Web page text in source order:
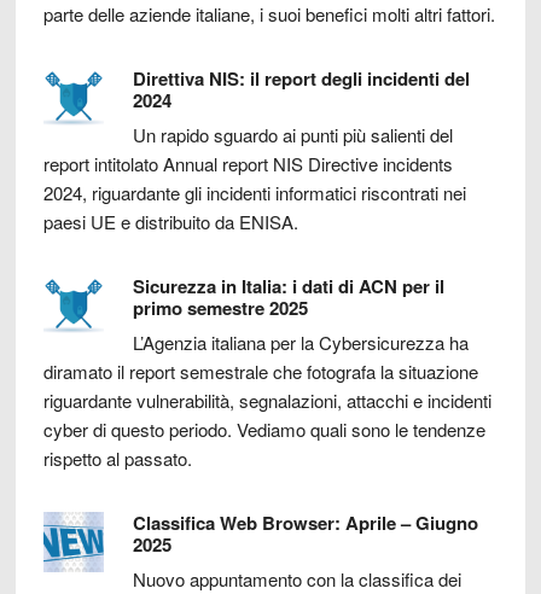
parte delle aziende italiane, i suoi benefici molti altri fattori.
Direttiva NIS: il report degli incidenti del
2024
Un rapido sguardo ai punti più salienti del
report intitolato Annual report NIS Directive incidents
2024, riguardante gli incidenti informatici riscontrati nei
paesi UE e distribuito da ENISA.
Sicurezza in Italia: i dati di ACN per il
primo semestre 2025
L’Agenzia italiana per la Cybersicurezza ha
diramato il report semestrale che fotografa la situazione
riguardante vulnerabilità, segnalazioni, attacchi e incidenti
cyber di questo periodo. Vediamo quali sono le tendenze
rispetto al passato.
Classifica Web Browser: Aprile – Giugno
2025
Nuovo appuntamento con la classifica dei